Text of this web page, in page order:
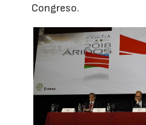
Congreso.